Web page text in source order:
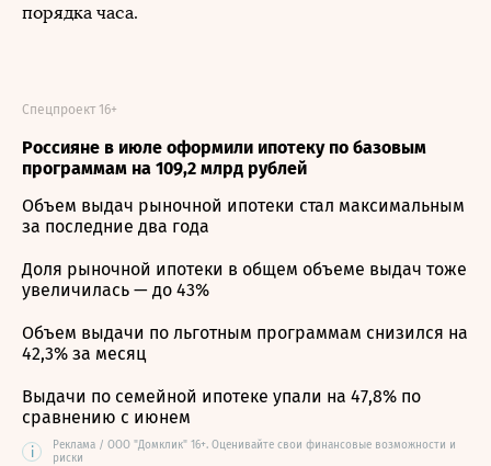
порядка часа.
Россияне в июле оформили ипотеку по базовым
программам на 109,2 млрд рублей
Спецпроект 16+
Объем выдач рыночной ипотеки стал максимальным
за последние два года
Доля рыночной ипотеки в общем объеме выдач тоже
увеличилась — до 43%
Объем выдачи по льготным программам снизился на
42,3% за месяц
Выдачи по семейной ипотеке упали на 47,8% по
сравнению с июнем
i
Реклама / ООО "Домклик" 16+. Оценивайте свои финансовые возможности и
риски